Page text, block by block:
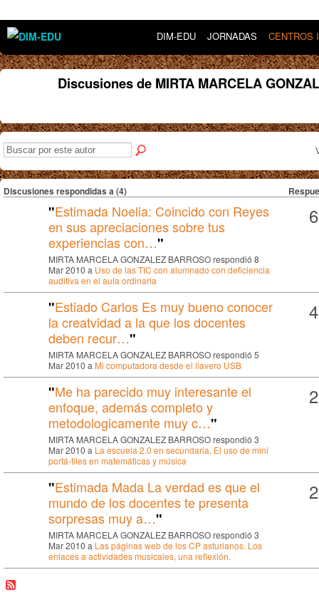
DIM-EDU JORNADAS CENTROS
Discusiones de MIRTA MARCELA
Discusiones respondidas a (4)
"Estimada Noelia: Coincido con Reyes
en sus apreciaciones sobre tus
experiencias con…"
MIRTA MARCELA GONZALEZ BARROSO respondió 8
Mar 2010 a Uso de las TIC con alumnado con deficiencia
auditiva en el aula ordinaria
6
"Estiado Carlos Es muy bueno conocer
la creatvidad a la que los docentes
deben recur…"
MIRTA MARCELA GONZALEZ BARROSO respondió 5
Mar 2010 a Mi computadora desde el llavero USB
4
"Me ha parecido muy interesante el
enfoque, además completo y
metodologicamente muy c…"
MIRTA MARCELA GONZALEZ BARROSO respondió 3
Mar 2010 a La escuela 2.0 en secundaria. El uso de mini
portá-tiles en matemáticas y música
2
"Estimada Mada La verdad es que el
mundo de los docentes te presenta
sorpresas muy a…"
MIRTA MARCELA GONZALEZ BARROSO respondió 3
Mar 2010 a Las páginas web de los CP asturianos. Los
enlaces a actividades musicales, una reflexión.
2